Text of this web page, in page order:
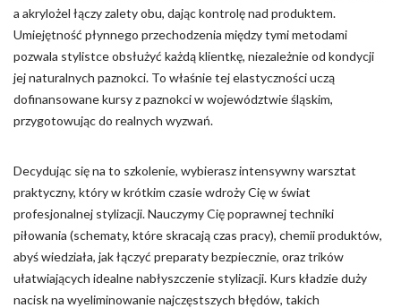
a akrylożel łączy zalety obu, dając kontrolę nad produktem.
Umiejętność płynnego przechodzenia między tymi metodami
pozwala stylistce obsłużyć każdą klientkę, niezależnie od kondycji
jej naturalnych paznokci. To właśnie tej elastyczności uczą
dofinansowane kursy z paznokci w województwie śląskim,
przygotowując do realnych wyzwań.
Decydując się na to szkolenie, wybierasz intensywny warsztat
praktyczny, który w krótkim czasie wdroży Cię w świat
profesjonalnej stylizacji. Nauczymy Cię poprawnej techniki
piłowania (schematy, które skracają czas pracy), chemii produktów,
abyś wiedziała, jak łączyć preparaty bezpiecznie, oraz trików
ułatwiających idealne nabłyszczenie stylizacji. Kurs kładzie duży
nacisk na wyeliminowanie najczęstszych błędów, takich